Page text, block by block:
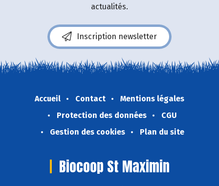
actualités.
Inscription newsletter
Accueil Contact
Mentions légales
Protection des données
CGU
Gestion des cookies
Plan du site
Biocoop St Maximin